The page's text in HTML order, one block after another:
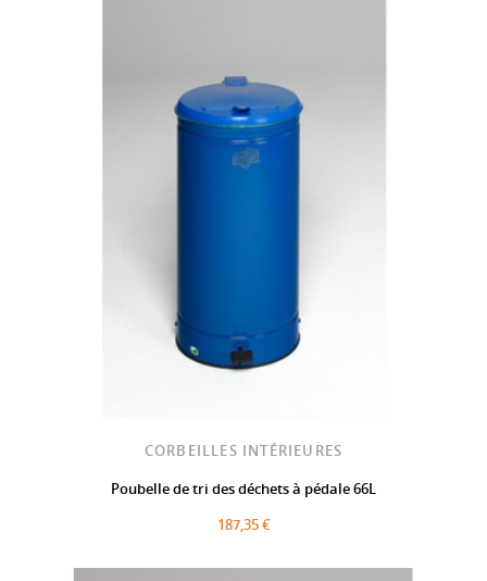
CORBEILLES INTÉRIEURES
Poubelle de tri des déchets à pédale 66L
187,35 €